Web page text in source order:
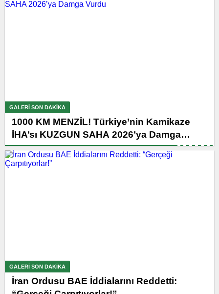
GALERI SON DAKİKA
1000 KM MENZİL! Türkiye’nin Kamikaze
İHA’sı KUZGUN SAHA 2026’ya Damga
Vurdu
GALERI SON DAKİKA
İran Ordusu BAE İddialarını Reddetti: